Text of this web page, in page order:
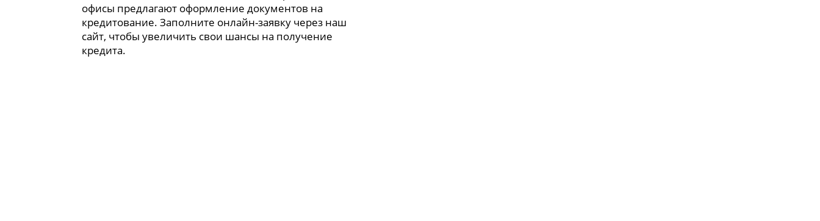
офисы предлагают оформление документов на
кредитование. Заполните онлайн-заявку через наш
сайт, чтобы увеличить свои шансы на получение
кредита.